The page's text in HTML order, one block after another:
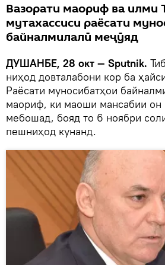
Вазорати маориф ва илми
мутахассиси раёсати
байналмилалӣ меҷӯяд
ДУШАНБЕ, 28 окт — Sputnik.
ниҳод довталабони кор ба
Раёсати муносибатҳои
маориф, ки маоши мансабии
мебошад, бояд то 6 ноябри
пешниҳод кунанд.